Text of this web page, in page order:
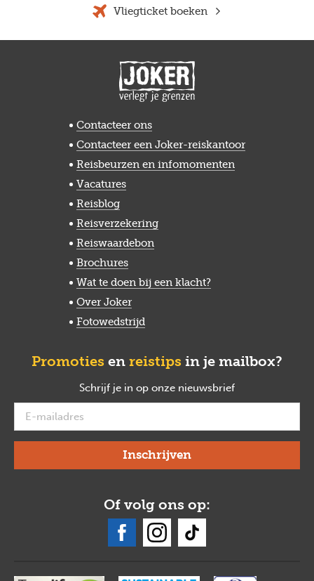
Vliegticket boeken
Contacteer ons
Contacteer een Joker-reiskantoor
Reisbeurzen en infomomenten
Vacatures
Reisblog
Reisverzekering
Reiswaardebon
Brochures
Wat te doen bij een klacht?
Over Joker
Fotowedstrijd
Promoties en reistips in je mailbox?
Schrijf je in op onze nieuwsbrief
Of volg ons op: